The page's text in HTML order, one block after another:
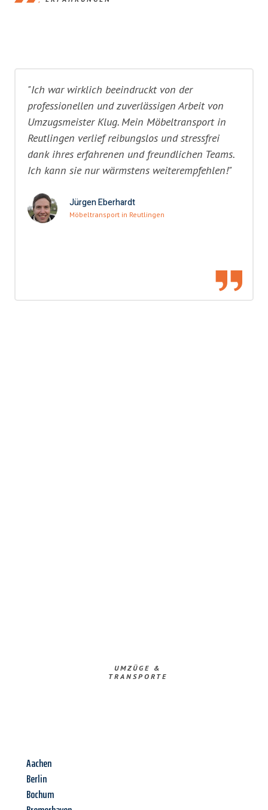
"Ich war wirklich beeindruckt von der
professionellen und zuverlässigen Arbeit von
Umzugsmeister Klug. Mein Möbeltransport in
Reutlingen verlief reibungslos und stressfrei
dank ihres erfahrenen und freundlichen Teams.
Ich kann sie nur wärmstens weiterempfehlen!"
Jürgen Eberhardt
Möbeltransport in Reutlingen
UMZÜGE &
TRANSPORTE
Aachen
Berlin
Bochum